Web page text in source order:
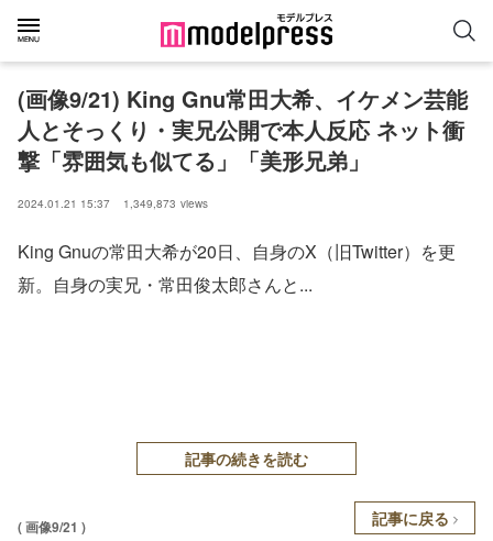
(画像9/21) King Gnu常田大希、イケメン芸能
人とそっくり・実兄公開で本人反応 ネット衝
撃「雰囲気も似てる」「美形兄弟」
2024.01.21 15:37 1,349,873 views
King Gnuの常田大希が20日、自身のX（旧Twitter）を更
新。自身の実兄・常田俊太郎さんと...
記事の続きを読む
( 画像9/21 ) 記事に戻る